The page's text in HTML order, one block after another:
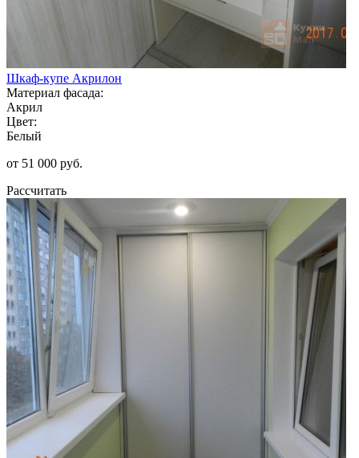
Шкаф-купе Акрилон
Материал фасада:
Акрил
Цвет:
Белый
от 51 000 руб.
Рассчитать